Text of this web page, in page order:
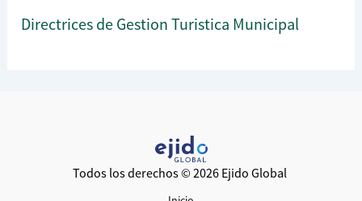
Directrices de Gestion Turistica Municipal
Todos los derechos © 2026 Ejido Global